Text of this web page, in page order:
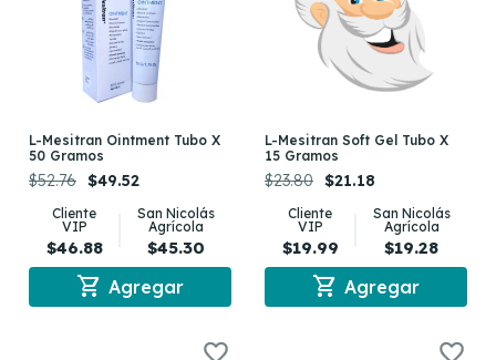
L-Mesitran Ointment Tubo X
50 Gramos
$52.76 $49.52
Cliente
VIP
$46.88
San Nicolás
Agrícola
$45.30
shopping_cart Agregar
L-Mesitran Soft Gel Tubo X
15 Gramos
$23.80 $21.18
Cliente
VIP
$19.99
San Nicolás
Agrícola
$19.28
shopping_cart Agregar